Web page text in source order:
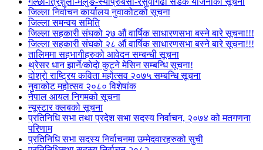
जिल्ला निर्वाचन कार्यालय नुवाकोटको सूचना
जिल्ला समन्वय समिति
जिल्ला सहकारी संघको २७ औं वार्षिक साधारणसभा बस्ने बारे सूचना!!!
जिल्ला सहकारी संघको २८ औं वार्षिक साधारणसभा बस्ने बारे सूचना!!!
तालिममा सहभागीहरुको आवेदन सम्बन्धी सूचना
थ्रेसर धान झार्ने/काेदाे कुट्ने मेसिन सम्बन्धि सूचना!
दोश्रो राष्ट्रिय कविता महोत्सव २०७५ सम्बन्धि सूचना
नुवाकोट महोत्सव २०८० विशेषांक
नेपाल आयल निगमको सूचना
न्यूस्टार क्लबको सूचना
प्रतिनिधि सभा तथा प्रदेश सभा सदस्य निर्वाचन, २०७४ को मतगणना
परिणाम
प्रतिनिधि सभा सदस्य निर्वाचनमा उम्मेदवारहरुको सुची